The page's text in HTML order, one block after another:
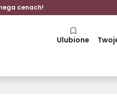
cenach!
Ulubione